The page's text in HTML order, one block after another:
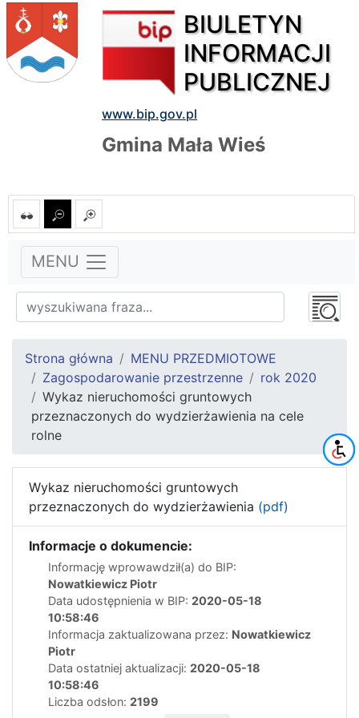
BIULETYN
INFORMACJI
PUBLICZNEJ
www.bip.gov.pl
Gmina Mała Wieś
MENU
Strona główna
MENU PRZEDMIOTOWE
Zagospodarowanie przestrzenne
rok 2020
Wykaz nieruchomości gruntowych
przeznaczonych do wydzierżawienia na cele
rolne
Wykaz nieruchomości gruntowych
przeznaczonych do wydzierżawienia (pdf)
Informacje o dokumencie:
Informację wprowawdził(a) do BIP:
Nowatkiewicz Piotr
Data udostępnienia w BIP: 2020-05-18
10:58:46
Informacja zaktualizowana przez: Nowatkiewicz
Piotr
Data ostatniej aktualizacji: 2020-05-18
10:58:46
Liczba odsłon: 2199